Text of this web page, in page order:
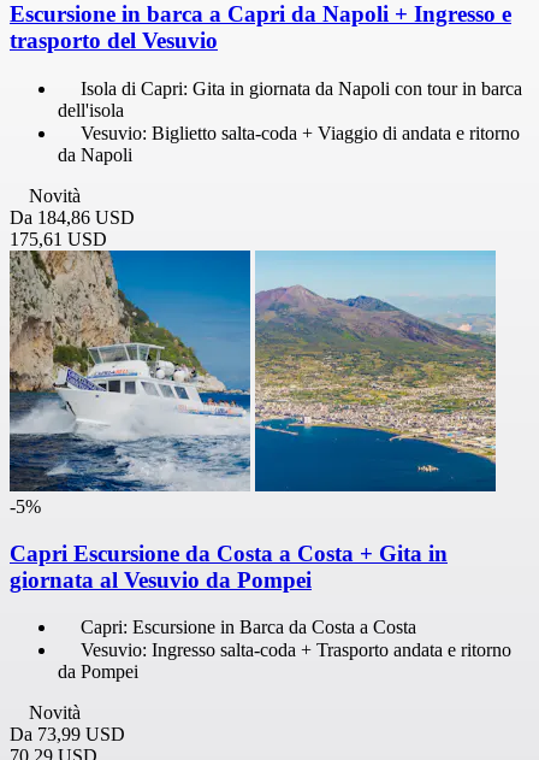
Escursione in barca a Capri da Napoli + Ingresso e
trasporto del Vesuvio
Isola di Capri: Gita in giornata da Napoli con tour in barca
dell'isola
Vesuvio: Biglietto salta-coda + Viaggio di andata e ritorno
da Napoli
Novità
Da 184,86 USD
175,61 USD
-5%
Capri Escursione da Costa a Costa + Gita in
giornata al Vesuvio da Pompei
Capri: Escursione in Barca da Costa a Costa
Vesuvio: Ingresso salta-coda + Trasporto andata e ritorno
da Pompei
Novità
Da 73,99 USD